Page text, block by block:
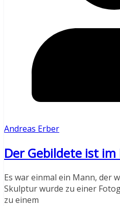
Andreas Erber
Der Gebildete ist im
Es war einmal ein Mann, der
Skulptur wurde zu einer
zu einem